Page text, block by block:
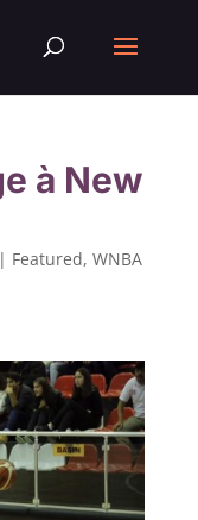
à New
Featured, WNBA